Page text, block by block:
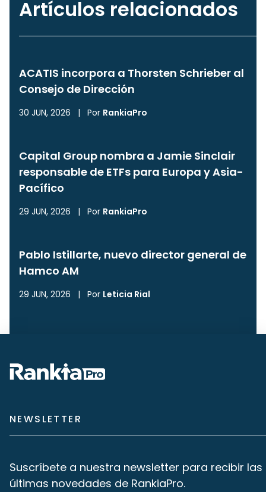
Artículos relacionados
ACATIS incorpora a Thorsten Schrieber al
Consejo de Dirección
30 JUN, 2026 | Por RankiaPro
Capital Group nombra a Jamie Sinclair
responsable de ETFs para Europa y Asia-
Pacífico
29 JUN, 2026 | Por RankiaPro
Pablo Istillarte, nuevo director general de
Hamco AM
29 JUN, 2026 | Por Leticia Rial
NEWSLETTER
Suscríbete a nuestra newsletter para recibir las
últimas novedades de RankiaPro.